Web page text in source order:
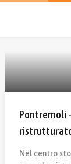
Pontremoli
Nel centro